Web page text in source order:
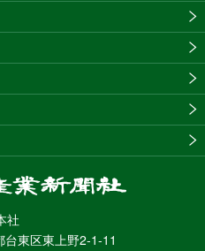
食
産
業
社
東区東上野2-1-11